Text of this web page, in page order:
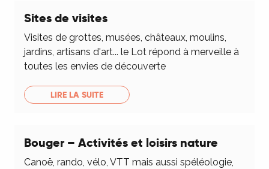
Sites de visites
Visites de grottes, musées, châteaux, moulins,
jardins, artisans d'art... le Lot répond à merveille à
toutes les envies de découverte
LIRE LA SUITE
Bouger – Activités et loisirs nature
Canoë, rando, vélo, VTT mais aussi spéléologie,